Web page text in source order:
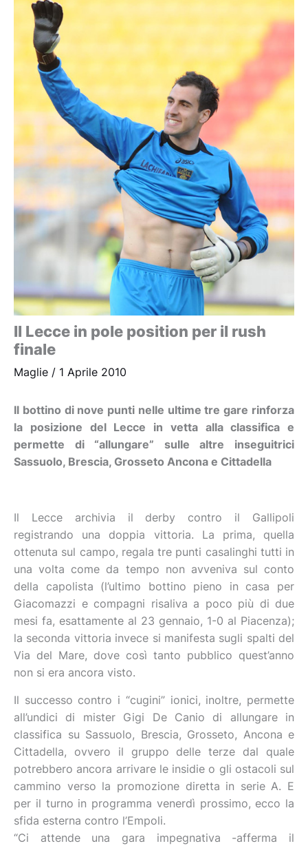
Il Lecce in pole position per il rush
finale
Maglie / 1 Aprile 2010
Il bottino di nove punti nelle ultime tre gare rinforza
la posizione del Lecce in vetta alla classifica e
permette di “allungare” sulle altre inseguitrici
Sassuolo, Brescia, Grosseto Ancona e Cittadella
Il Lecce archivia il derby contro il Gallipoli
registrando una doppia vittoria. La prima, quella
ottenuta sul campo, regala tre punti casalinghi tutti in
una volta come da tempo non avveniva sul conto
della capolista (l’ultimo bottino pieno in casa per
Giacomazzi e compagni risaliva a poco più di due
mesi fa, esattamente al 23 gennaio, 1-0 al Piacenza);
la seconda vittoria invece si manifesta sugli spalti del
Via del Mare, dove così tanto pubblico quest’anno
non si era ancora visto.
Il successo contro i “cugini” ionici, inoltre, permette
all’undici di mister Gigi De Canio di allungare in
classifica su Sassuolo, Brescia, Grosseto, Ancona e
Cittadella, ovvero il gruppo delle terze dal quale
potrebbero ancora arrivare le insidie o gli ostacoli sul
cammino verso la promozione diretta in serie A. E
per il turno in programma venerdì prossimo, ecco la
sfida esterna contro l’Empoli.
“Ci attende una gara impegnativa -afferma il